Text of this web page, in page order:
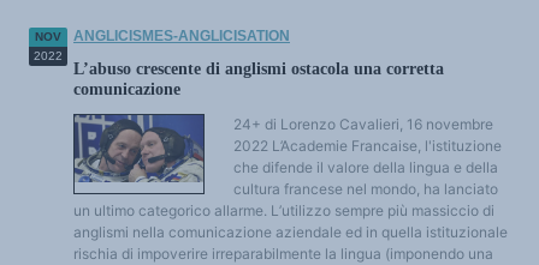
NOV
2022
ANGLICISMES-ANGLICISATION
L’abuso crescente di anglismi ostacola una corretta
comunicazione
24+ di Lorenzo Cavalieri, 16 novembre
2022 L’Academie Francaise, l'istituzione
che difende il valore della lingua e della
cultura francese nel mondo, ha lanciato
un ultimo categorico allarme. L’utilizzo sempre più massiccio di
anglismi nella comunicazione aziendale ed in quella istituzionale
rischia di impoverire irreparabilmente la lingua (imponendo una